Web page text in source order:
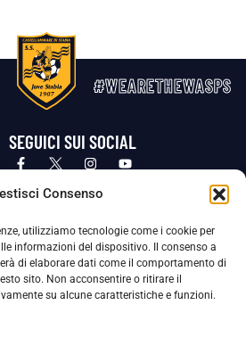
Consenso
utilizziamo tecnologie come i cookie per
informazioni del dispositivo. Il consenso a
di elaborare dati come il comportamento di
sito. Non acconsentire o ritirare il
su alcune caratteristiche e funzioni.
#WEARETHEWASPS
SEGUICI SUI SOCIAL
Policy Cookie Policy
dei Dati Personali (DPO), figura specializzata che vigila sulle modalità
Società per tutelare i Suoi dati personali.
contattare il DPO può scrivere a